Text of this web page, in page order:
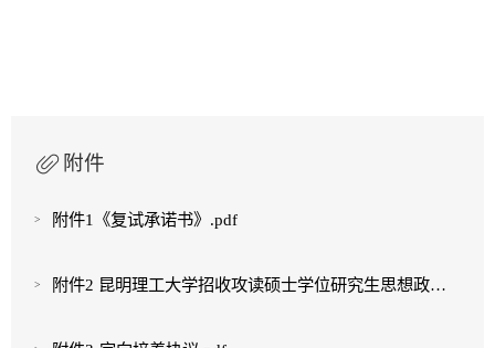
附件
附件1《复试承诺书》.pdf
附件2 昆明理工大学招收攻读硕士学位研究生思想政治素质考查表.pdf